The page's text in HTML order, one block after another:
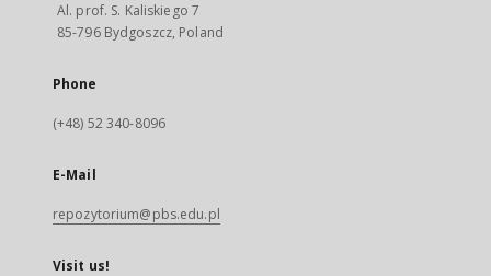
Al. prof. S. Kaliskiego 7
85-796 Bydgoszcz, Poland
Phone
(+48) 52 340-8096
E-Mail
repozytorium@pbs.edu.pl
Visit us!